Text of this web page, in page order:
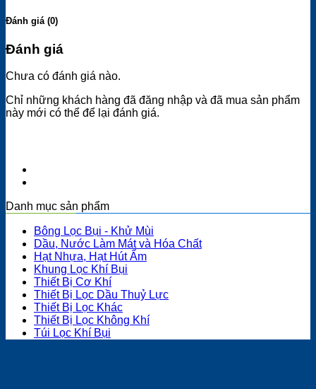
Đánh giá (0)
Đánh giá
Chưa có đánh giá nào.
Chỉ những khách hàng đã đăng nhập và đã mua sản phẩm
này mới có thể để lại đánh giá.
Danh mục sản phẩm
Bông Lọc Bụi - Khử Mùi
Dầu, Nước Làm Mát và Hóa Chất
Hạt Nhựa, Hạt Hút Ẩm
Khung Lọc Khí Bụi
Thiết Bị Cơ Khí
Thiết Bị Lọc Dầu Thuỷ Lực
Thiết Bị Lọc Khác
Thiết Bị Lọc Không Khí
Túi Lọc Khí Bụi